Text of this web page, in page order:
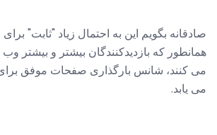
همانطور که بازدیدکنندگان بیشتر و بیشتر
می کنند، شانس بارگذاری صفحات موفق
می یابد.